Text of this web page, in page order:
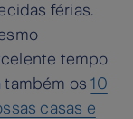
férias.
tempo
também os10
casas e